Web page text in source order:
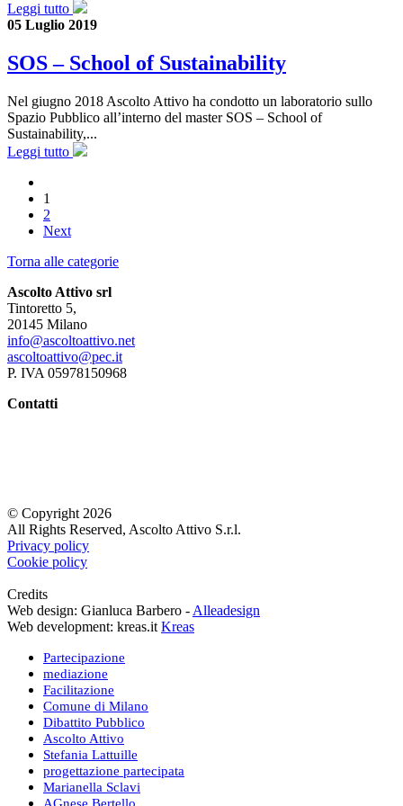
Leggi tutto
05 Luglio 2019
SOS – School of Sustainability
Nel giugno 2018 Ascolto Attivo ha condotto un laboratorio sullo
Spazio Pubblico all’interno del master SOS – School of
Sustainability,...
Leggi tutto
1
2
Next
Torna alle categorie
Ascolto Attivo srl
Tintoretto 5,
20145 Milano
info@ascoltoattivo.net
ascoltoattivo@pec.it
P. IVA 05978150968
Contatti
© Copyright 2026
All Rights Reserved, Ascolto Attivo S.r.l.
Privacy policy
Cookie policy
Credits
Web design: Gianluca Barbero - Alleadesign
Web development: kreas.it Kreas
Partecipazione
mediazione
Facilitazione
Comune di Milano
Dibattito Pubblico
Ascolto Attivo
Stefania Lattuille
progettazione partecipata
Marianella Sclavi